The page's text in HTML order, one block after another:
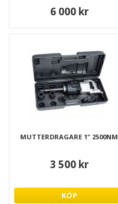
6 000 kr
MUTTERDRAGARE 1" 2500NM
3 500 kr
KÖP